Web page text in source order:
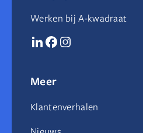
Werken bij A-kwadraat
Meer
Klantenverhalen